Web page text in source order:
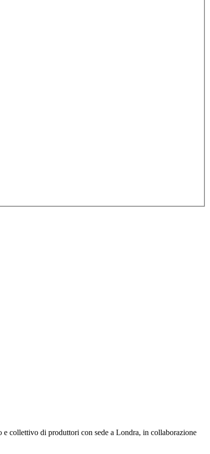
collettivo di produttori con sede a Londra, in collaborazione